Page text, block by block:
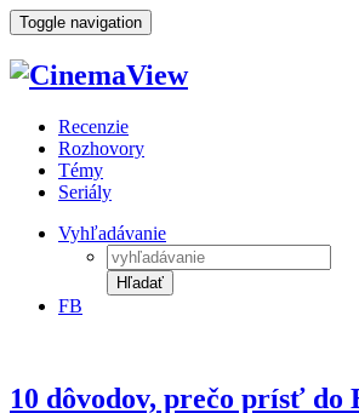
Toggle navigation
Recenzie
Rozhovory
Témy
Seriály
Vyhľadávanie
Hľadať
FB
10 dôvodov, prečo prísť do